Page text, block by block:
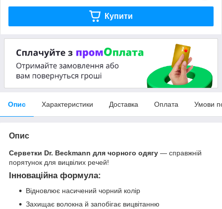
Купити
Опис Характеристики Доставка Оплата Умови
Опис
Серветки Dr. Beckmann для чорного одягу — справжній
порятунок для вицвілих речей!
Інноваційна формула:
Відновлює насичений чорний колір
Захищає волокна й запобігає вицвітанню